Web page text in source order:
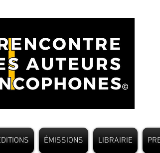
ÉMISSIONS LIBRAIRIE